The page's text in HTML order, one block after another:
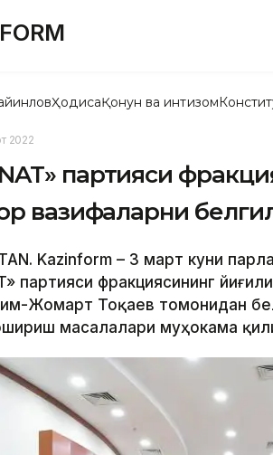
ҲодисаҚонун ва интизом
2022
партияси
вазифаларни
Kazinform – 3 март куни
партияси фракциясининг
Жомарт Тоқаев томонидан
масалалари муҳокама